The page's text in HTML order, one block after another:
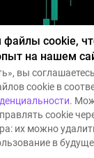
(#NVDA) стала
cookie,
на нашем
вы
cookie в
.
cookie
их можно
в